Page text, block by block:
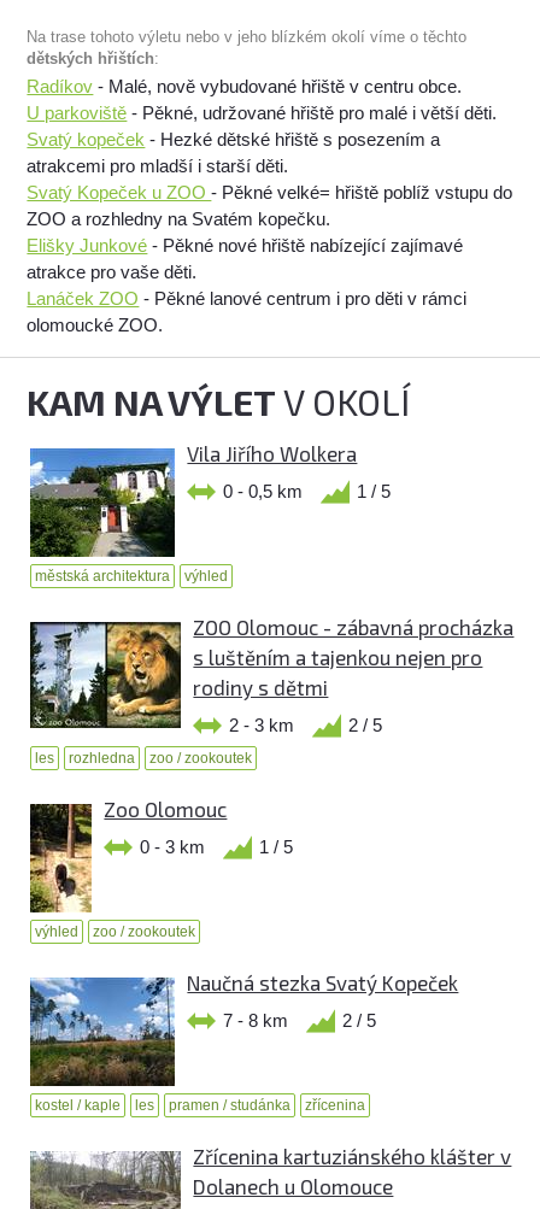
Na trase tohoto výletu nebo v jeho blízkém okolí víme o těchto
dětských hřištích:
Radíkov - Malé, nově vybudované hřiště v centru obce.
U parkoviště - Pěkné, udržované hřiště pro malé i větší děti.
Svatý kopeček - Hezké dětské hřiště s posezením a
atrakcemi pro mladší i starší děti.
Svatý Kopeček u ZOO- Pěkné velké= hřiště poblíž vstupu do
ZOO a rozhledny na Svatém kopečku.
Elišky Junkové - Pěkné nové hřiště nabízející zajímavé
atrakce pro vaše děti.
Lanáček ZOO - Pěkné lanové centrum i pro děti v rámci
olomoucké ZOO.
KAM NA VÝLETV OKOLÍ
Vila Jiřího Wolkera
0 - 0,5 km 1 / 5
městská architektura výhled
ZOO Olomouc - zábavná procházka
s luštěním a tajenkou nejen pro
rodiny s dětmi
2 - 3 km 2 / 5
les rozhledna zoo / zookoutek
Zoo Olomouc
0 - 3 km 1 / 5
výhled zoo / zookoutek
Naučná stezka Svatý Kopeček
7 - 8 km 2 / 5
kostel / kaple les pramen / studánka zřícenina
Zřícenina kartuziánského klášter v
Dolanech u Olomouce